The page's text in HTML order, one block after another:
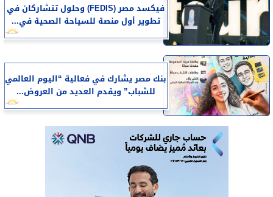
فيكسد مصر (FEDIS) وحلول تتشاركان في
تطوير أول منصة للسياحة الصحية في...
بنك مصر يشارك في فعالية “اليوم العالمي
للشباب” ويقدم العديد من العروض...